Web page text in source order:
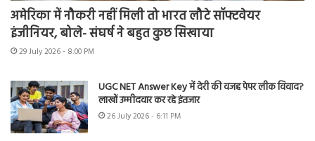
अमेरिका में नौकरी नहीं मिली तो भारत लौटे सॉफ्टवेयर
इंजीनियर, बोले- संघर्ष ने बहुत कुछ सिखाया
29 July 2026 - 8:00 PM
UGC NET Answer Key में देरी की वजह पेपर लीक विवाद?
लाखों उम्मीदवार कर रहे इंतजार
26 July 2026 - 6:11 PM